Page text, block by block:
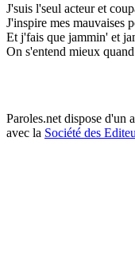
J'suis l'seul acteur et
J'inspire mes mauvaises
Et j'fais que jammin' et
On s'entend mieux
Paroles.net dispose d'un
avec la Société des